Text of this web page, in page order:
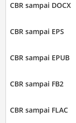
CBR sampai DOCX
CBR sampai EPS
CBR sampai EPUB
CBR sampai FB2
CBR sampai FLAC